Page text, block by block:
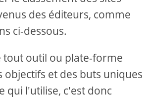
des éditeurs, comme
ci-dessous.
tout outil ou plate-forme
objectifs et des buts uniques
qui l'utilise, c'est donc